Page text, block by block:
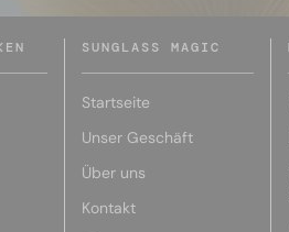
SUNGLASS MAGIC
Startseite
Unser Geschäft
Über uns
Kontakt